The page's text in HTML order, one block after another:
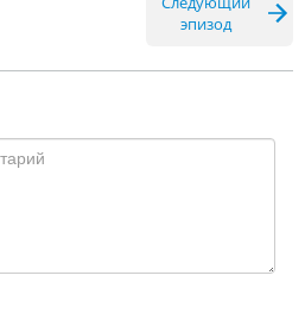
эпизод